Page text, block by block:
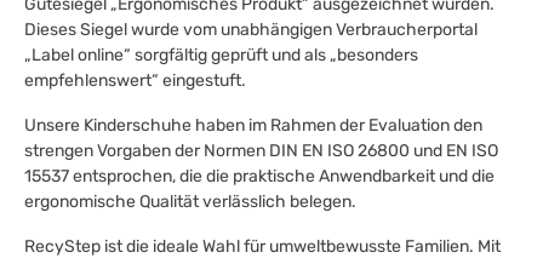
Dieses Siegel wurde vom unabhängigen Verbraucherportal
„Label online“ sorgfältig geprüft und als „besonders
empfehlenswert“ eingestuft.
Unsere Kinderschuhe haben im Rahmen der Evaluation den
strengen Vorgaben der Normen DIN EN ISO 26800 und EN ISO
15537 entsprochen, die die praktische Anwendbarkeit und die
ergonomische Qualität verlässlich belegen.
RecyStep ist die ideale Wahl für umweltbewusste Familien. Mit